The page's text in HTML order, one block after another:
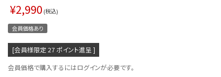
ラ・ニップレス
¥2,990 税込
会員価格あり
[会員様限定 27 ポイント進呈 ]
会員価格で購入するにはログインが必要です。